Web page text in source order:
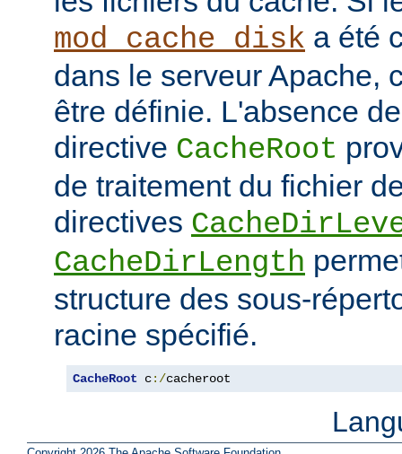
mod_cache_disk a été
dans le serveur Apache,
être définie. L'absence
directive CacheRoot
de traitement du fichier
directives
CacheDirLength
structure des sous-
racine spécifié.
CacheRoot c:/cacheroot